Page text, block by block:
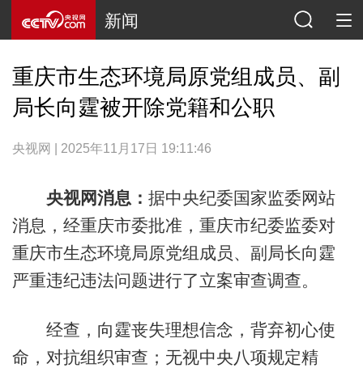
新闻
重庆市生态环境局原党组成员、副
局长向霆被开除党籍和公职
央视网 | 2025年11月17日 19:11:46
央视网消息： 据中央纪委国家监委网站
消息，经重庆市委批准，重庆市纪委监委对
重庆市生态环境局原党组成员、副局长向霆
严重违纪违法问题进行了立案审查调查。
经查，向霆丧失理想信念，背弃初心使
命，对抗组织审查；无视中央八项规定精